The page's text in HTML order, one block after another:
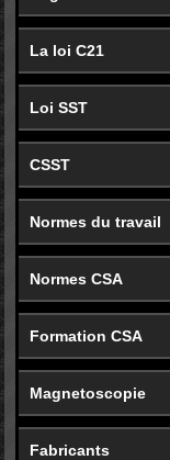
La loi C21
Loi SST
CSST
Normes du travail
Normes CSA
Formation CSA
Magnetoscopie
Fabricants